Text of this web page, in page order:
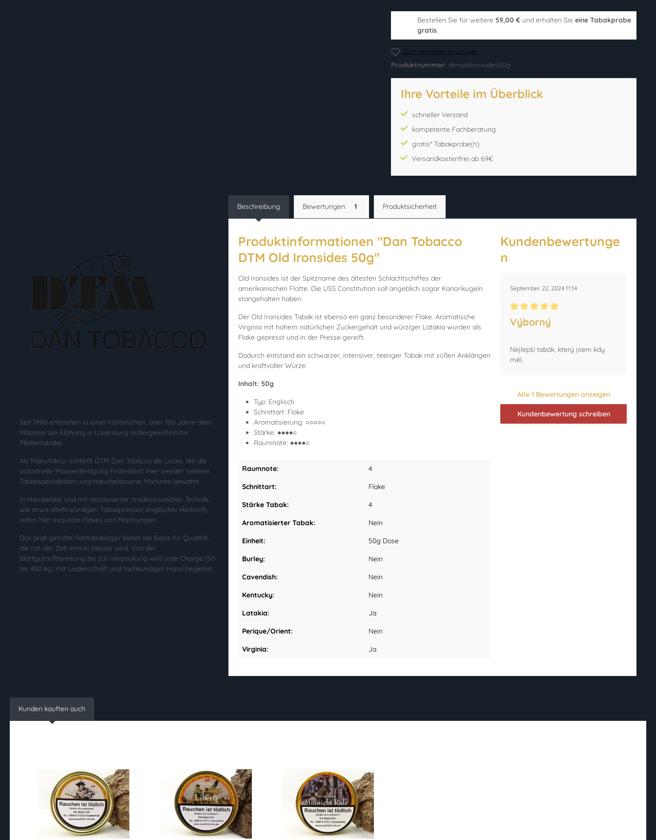
Bestellen Sie für weitere 59,00 €und erhalten Sie eine Tabakprobe
gratis.
Zum Merkzettel hinzufügen
Produktnummer: dtmoldironsides50g
Ihre Vorteile im Überblick
schneller Versand
kompetente Fachberatung
gratis* Tabakprobe(n)
Versandkostenfrei ab 69€
Seit 1990 entstehen in einer historischen, über 100 Jahre alten
Mälzerei am Elbhang in Lauenburg außergewöhnliche
Pfeifentabake.
Als Manufaktur schließt DTM Dan Tobacco die Lücke, die die
industrielle Massenfertigung hinterlässt: Hier werden seltene
Tabakspezialitäten und naturbelassene Mixturen bewahrt.
In Handarbeit und mit restaurierter, traditionsreicher Technik,
wie etwa altehrwürdigen Tabakpressen englischer Herkunft,
reifen hier exquisite Flakes und Mischungen.
Das prall gefüllte Rohtabaklager bietet die Basis für Qualität,
die mit der Zeit immer besser wird. Von der
Blattgutaufbereitung bis zur Verpackung wird jede Charge (50
bis 400 kg) mit Leidenschaft und fachkundiger Hand begleitet.
Beschreibung Bewertungen 1 Produktsicherheit
Produktinformationen "Dan Tobacco
DTM Old Ironsides 50g"
Old Ironsides ist der Spitzname des ältesten Schlachtschiffes der
amerikanischen Flotte. Die USS Constitution soll angeblich sogar Kanonkugeln
stangehalten haben.
Der Old Ironsides Tabak ist ebenso ein ganz besonderer Flake. Aromatische
Virginia mit hohem natürlichen Zuckergehalt und würziger Latakia wurden als
Flake gepresst und in der Presse gereift.
Dadurch entstand ein schwarzer, intensiver, teeriger Tabak mit süßen Anklängen
und kraftvoller Würze.
Inhalt: 50g
Typ: Englisch
Schnittart: Flake
Aromatisierung: ○○○○○
Stärke: ●●●●○
Raumnote: ●●●●○
Raumnote: 4
Schnittart: Flake
Stärke Tabak: 4
Aromatisierter Tabak: Nein
Einheit: 50g Dose
Burley: Nein
Cavendish: Nein
Kentucky: Nein
Latakia: Ja
Perique/Orient: Nein
Virginia: Ja
Kundenbewertunge
n
September 22, 2024 11:14
Durchschnittliche Bewertung von 5 von 5
Výborný
Nejlepší tabák, který jsem kdy
měl.
Alle 1 Bewertungen anzeigen
Kundenbewertung schreiben
Kunden kauften auch